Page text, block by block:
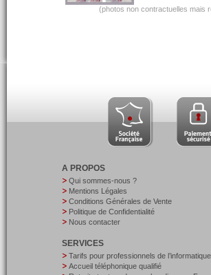
(photos non contractuelles mais
A PROPOS
Qui sommes-nous ?
Mentions Légales
Conditions Générales de Vente
Politique de Confidentialité
Nous contacter
SERVICES
Tarifs pour professionnels de l’informatique
Accueil téléphonique qualifié